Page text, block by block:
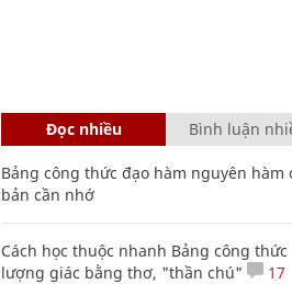
Đọc nhiều Bình luận
Bảng công thức đạo hàm nguyên hàm
bản cần nhớ
Cách học thuộc nhanh Bảng công thức
lượng giác bằng thơ, "thần chú"
17